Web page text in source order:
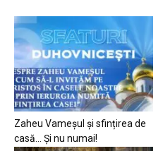
Zaheu Vameșul și sfințirea de
casă… Și nu numai!